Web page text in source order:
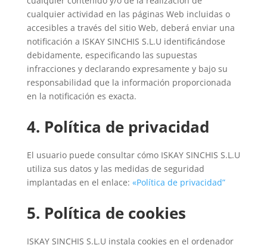
cualquier actividad en las páginas Web incluidas o
accesibles a través del sitio Web, deberá enviar una
notificación a ISKAY SINCHIS S.L.U identificándose
debidamente, especificando las supuestas
infracciones y declarando expresamente y bajo su
responsabilidad que la información proporcionada
en la notificación es exacta.
4. Política de privacidad
El usuario puede consultar cómo ISKAY SINCHIS S.L.U
utiliza sus datos y las medidas de seguridad
implantadas en el enlace: «Política de privacidad”
5. Política de cookies
ISKAY SINCHIS S.L.U instala cookies en el ordenador